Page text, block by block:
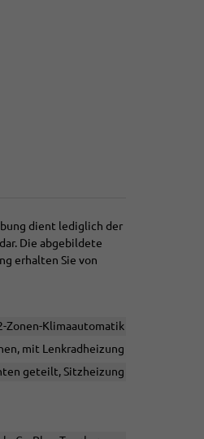
dient lediglich der
Die abgebildete
erhalten Sie von
Zonen-Klimaautomatik
mit Lenkradheizung
geteilt, Sitzheizung